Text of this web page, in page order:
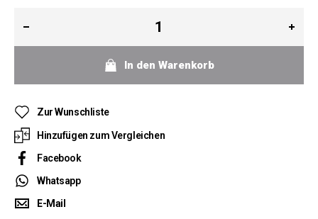
In den Warenkorb
Zur Wunschliste
Hinzufügen zum Vergleichen
Facebook
Whatsapp
E-Mail